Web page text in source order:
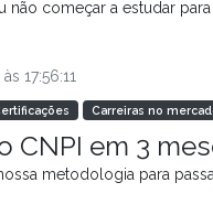
não começar a estudar para
17:56:11
Carreiras no
CNPI em 3
metodologia para